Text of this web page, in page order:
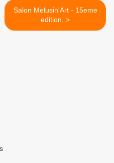
Salon Melusin'Art - 15eme
edition. >